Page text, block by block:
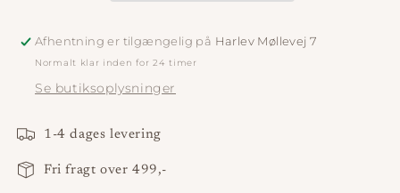
Afhentning er tilgængelig på Harlev Møllevej 7
Normalt klar inden for 24 timer
Se butiksoplysninger
1-4 dages levering
Fri fragt over 499,-